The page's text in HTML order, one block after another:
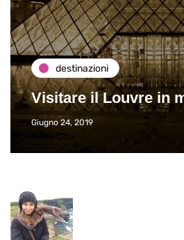
destinazioni
Visitare il Louvre in
Giugno 24, 2019